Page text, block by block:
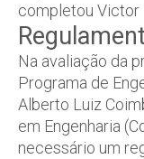
completou Victor
Na avaliação da
Programa de
Alberto Luiz
em Engenharia
necessário um